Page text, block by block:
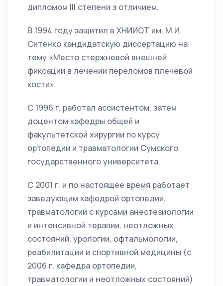
дипломом III степени з отличием.
В 1994 году защитил в ХНИИОТ им. М.И.
Ситенко кандидатскую диссертацию на
тему «Место стержневой внешней
фиксации в лечении переломов плечевой
кости».
С 1996 г. работал ассистентом, затем
доцентом кафедры общей и
факультетской хирургии по курсу
ортопедии и травматологии Сумского
государственного университета.
С 2001 г. и по настоящее время работает
заведующим кафедрой ортопедии,
травматологии с курсами анестезиологии
и интенсивной терапии, неотложных
состояний, урологии, офтальмологии,
реабилитации и спортивной медицины (с
2006 г. кафедра ортопедии,
травматологии и неотложных состояний)